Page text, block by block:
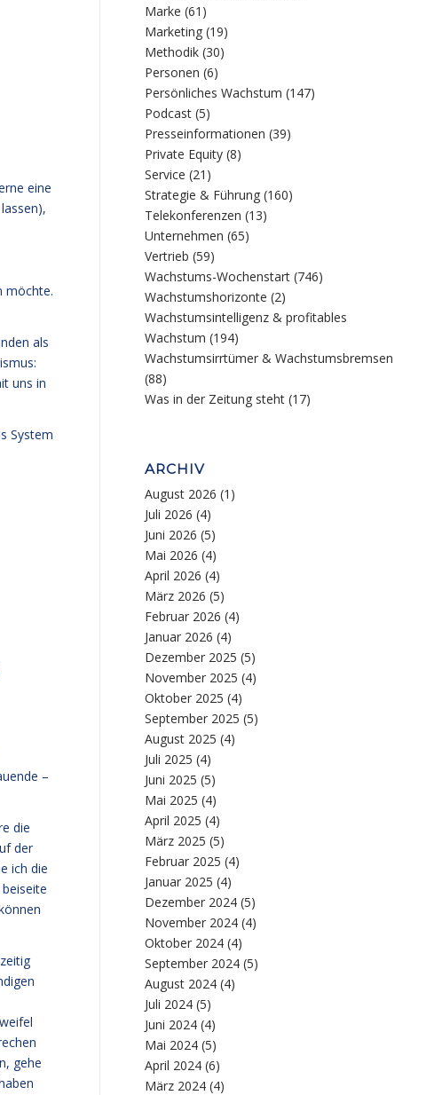
eine
möchte.
als
uns in
System
–
die
der
ich die
gehe
Marke (61)
Marketing (19)
Methodik (30)
Personen (6)
Persönliches Wachstum (147)
Podcast (5)
Presseinformationen (39)
Private Equity (8)
Service (21)
Strategie & Führung (160)
Telekonferenzen (13)
Unternehmen (65)
Vertrieb (59)
Wachstums-Wochenstart (746)
Wachstumshorizonte (2)
Wachstumsintelligenz & profitables
Wachstum (194)
Wachstumsirrtümer & Wachstumsbremsen
(88)
Was in der Zeitung steht (17)
ARCHIV
August 2026 (1)
Juli 2026 (4)
Juni 2026 (5)
Mai 2026 (4)
April 2026 (4)
März 2026 (5)
Februar 2026 (4)
Januar 2026 (4)
Dezember 2025 (5)
November 2025 (4)
Oktober 2025 (4)
September 2025 (5)
August 2025 (4)
Juli 2025 (4)
Juni 2025 (5)
Mai 2025 (4)
April 2025 (4)
März 2025 (5)
Februar 2025 (4)
Januar 2025 (4)
Dezember 2024 (5)
November 2024 (4)
Oktober 2024 (4)
September 2024 (5)
August 2024 (4)
Juli 2024 (5)
Juni 2024 (4)
Mai 2024 (5)
April 2024 (6)
März 2024 (4)